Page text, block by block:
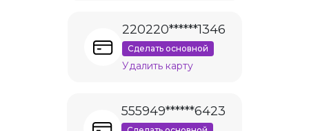
220220******1346
Сделать основной
Удалить карту
555949******6423